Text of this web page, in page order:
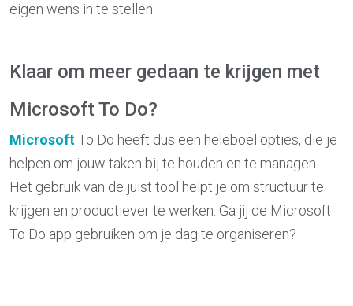
eigen wens in te stellen.
Klaar om meer gedaan te krijgen met
Microsoft To Do?
MicrosoftTo Do heeft dus een heleboel opties, die je
helpen om jouw taken bij te houden en te managen.
Het gebruik van de juist tool helpt je om structuur te
krijgen en productiever te werken. Ga jij de Microsoft
To Do app gebruiken om je dag te organiseren?